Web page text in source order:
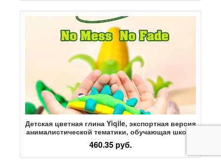
Детская цветная глина Yiqile, экспортная версия
анималистической тематики, обучающая школа
рекомендует игрушки из пластилинового теста
ручной работы
460.35 руб.